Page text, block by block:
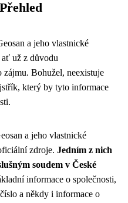
a jeho vlastnické
ať už z důvodu
zájmu. Bohužel, neexistuje
který by tyto informace
a jeho vlastnické
zdroje. Jedním z nich
soudem v České
informace o společnosti,
a někdy i informace o